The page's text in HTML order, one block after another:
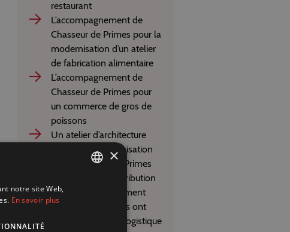
restaurant
L’accompagnement de
Chasseur de Primes pour la
modernisation d’un atelier
de fabrication alimentaire
L’accompagnement de
Chasseur de Primes pour
un commerce de gros de
poissons
Un atelier d’architecture
finance sa modernisation
avec Chasseur de Primes
Commerce de distribution
de boissons : comment
56.243 € de primes ont
sécurisé un projet logistique
×
notre site Web,
En savoir plus